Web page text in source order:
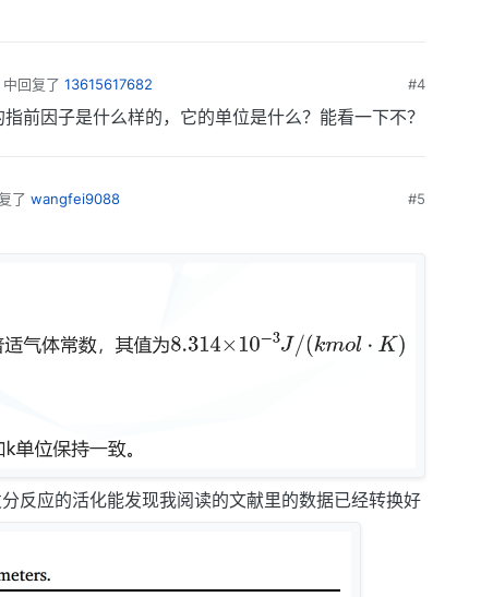
中回复了 13615617682 #4
前因子是什么样的，它的单位是什么？能看一下不？
了 wangfei9088 #5
反应的活化能发现我阅读的文献里的数据已经转换好